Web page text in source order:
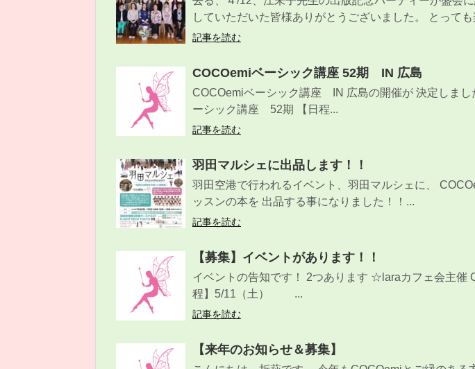
していただいた皆様ありがとうございました。 とっても
記事を読む
COCOemiベーシック講座 52期 IN 広島
COCOemiベーシック講座 IN 広島の開催が 決定しまし
ーシック講座 52期 【日程...
記事を読む
羽田マルシェに出品します！！
羽田空港で行われるイベント、羽田マルシェに、
ッスンの本を 出品する事になりました！！...
記事を読む
【募集】イベントがあります！！
イベントの告知です！ 2つあります ☆laraカフェ会主催
程】5/11（土） ...
記事を読む
【来年のお知らせ＆募集】